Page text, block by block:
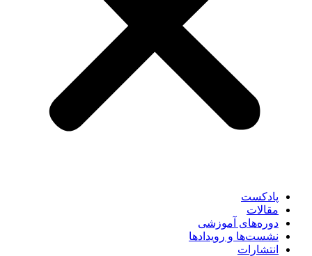
پادکست
مقالات
دوره‌های آموزشی
نشست‌ها و رویدادها
انتشارات